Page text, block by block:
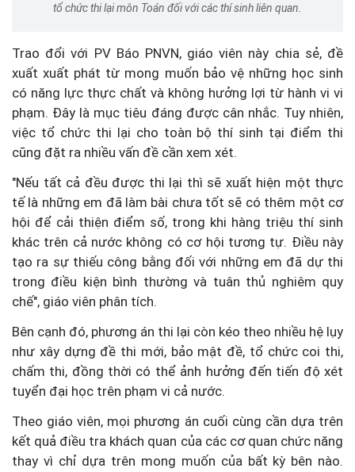
tổ chức thi lại môn Toán đối với các thí sinh liên quan.
Trao đổi với PV Báo PNVN, giáo viên này chia sẻ, đề
xuất xuất phát từ mong muốn bảo vệ những học sinh
có năng lực thực chất và không hưởng lợi từ hành vi vi
phạm. Đây là mục tiêu đáng được cân nhắc. Tuy nhiên,
việc tổ chức thi lại cho toàn bộ thí sinh tại điểm thi
cũng đặt ra nhiều vấn đề cần xem xét.
"Nếu tất cả đều được thi lại thì sẽ xuất hiện một thực
tế là những em đã làm bài chưa tốt sẽ có thêm một cơ
hội để cải thiện điểm số, trong khi hàng triệu thí sinh
khác trên cả nước không có cơ hội tương tự. Điều này
tạo ra sự thiếu công bằng đối với những em đã dự thi
trong điều kiện bình thường và tuân thủ nghiêm quy
chế", giáo viên phân tích.
Bên cạnh đó, phương án thi lại còn kéo theo nhiều hệ lụy
như xây dựng đề thi mới, bảo mật đề, tổ chức coi thi,
chấm thi, đồng thời có thể ảnh hưởng đến tiến độ xét
tuyển đại học trên phạm vi cả nước.
Theo giáo viên, mọi phương án cuối cùng cần dựa trên
kết quả điều tra khách quan của các cơ quan chức năng
thay vì chỉ dựa trên mong muốn của bất kỳ bên nào.